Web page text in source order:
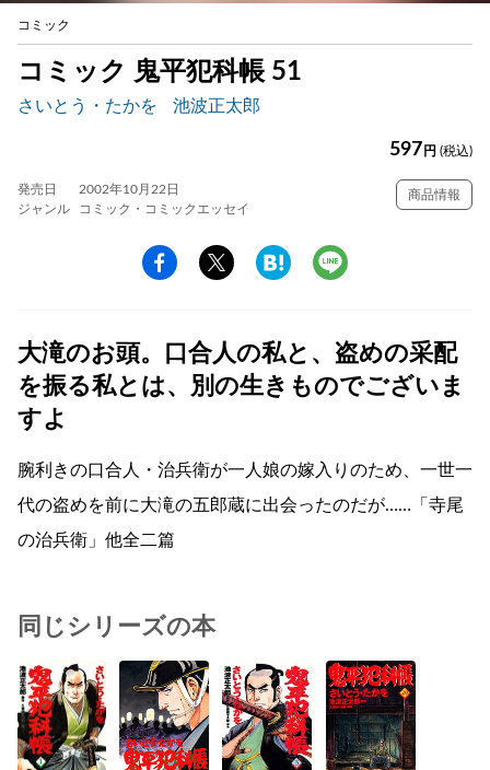
コミック
コミック 鬼平犯科帳 51
さいとう・たかを 池波正太郎
597 円 (税込)
発売日
2002年10月22日
ジャンル
コミック・コミックエッセイ
商品情報
大滝のお頭。口合人の私と、盗めの采配
を振る私とは、別の生きものでございま
すよ
腕利きの口合人・治兵衛が一人娘の嫁入りのため、一世一
代の盗めを前に大滝の五郎蔵に出会ったのだが……「寺尾
の治兵衛」他全二篇
同じシリーズの本